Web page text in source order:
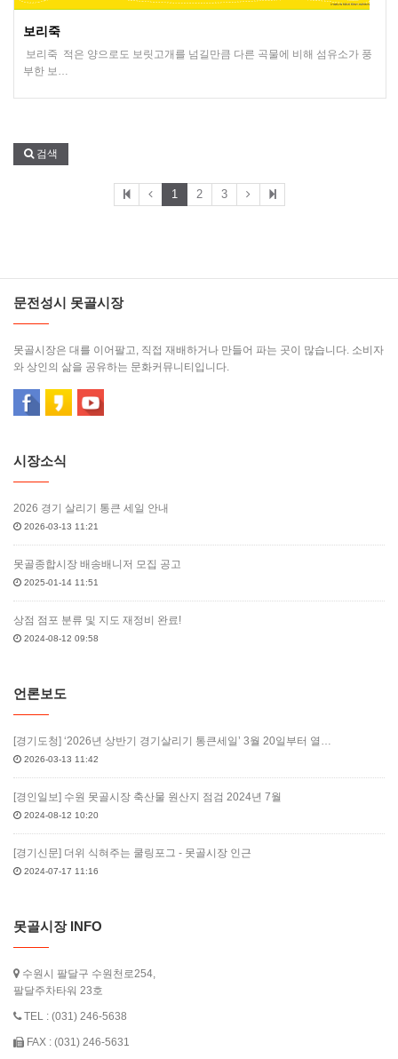
보리죽
보리죽 적은 양으로도 보릿고개를 넘길만큼 다른 곡물에 비해 섬유소가 풍
부한 보…
검색
1 2 3
문전성시 못골시장
못골시장은 대를 이어팔고, 직접 재배하거나 만들어 파는 곳이 많습니다. 소비자
와 상인의 삶을 공유하는 문화커뮤니티입니다.
시장소식
2026 경기 살리기 통큰 세일 안내
2026-03-13 11:21
못골종합시장 배송배니저 모집 공고
2025-01-14 11:51
상점 점포 분류 및 지도 재정비 완료!
2024-08-12 09:58
언론보도
[경기도청] ‘2026년 상반기 경기살리기 통큰세일’ 3월 20일부터 열…
2026-03-13 11:42
[경인일보] 수원 못골시장 축산물 원산지 점검 2024년 7월
2024-08-12 10:20
[경기신문] 더위 식혀주는 쿨링포그 - 못골시장 인근
2024-07-17 11:16
못골시장 INFO
수원시 팔달구 수원천로254,
팔달주차타워 23호
TEL : (031) 246-5638
FAX : (031) 246-5631